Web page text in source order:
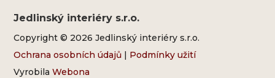
Jedlinský interiéry s.r.o.
Copyright © 2026 Jedlinský interiéry s.r.o.
Ochrana osobních údajů | Podmínky užití
VyrobilaWebona